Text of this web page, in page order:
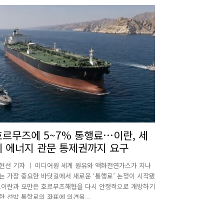
르무즈에 5~7% 통행료…이란, 세
에너지 관문 통제권까지 요구
선 기자 ㅣ 미디어원 세계 원유와 액화천연가스가 지나
가장 중요한 바닷길에서 새로운 ‘통행료’ 논쟁이 시작됐
란과 오만은 호르무즈해협을 다시 안정적으로 개방하기
선박 통항로의 좌표에 의견을...